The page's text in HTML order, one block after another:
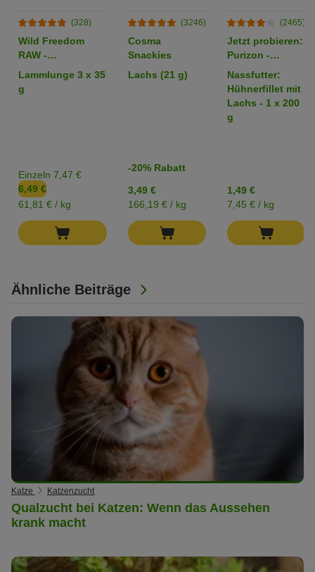
Ähnliche Beiträge
Katze Katzenzucht
Qualzucht bei Katzen: Wenn das Aussehen
krank macht
(328)
Wild Freedom
RAW -
gefriergetrocknete
Lammlunge 3 x 35
g
Einzeln 7,47 €
6,49 €
61,81 € / kg
(3246)
Cosma
Snackies
Lachs (21 g)
-20% Rabatt
3,49 €
166,19 € / kg
(2465)
Jetzt probieren:
Purizon -
getreidefrei
Nassfutter:
Hühnerfillet mit
Lachs - 1 x 200
g
1,49 €
7,45 € / kg